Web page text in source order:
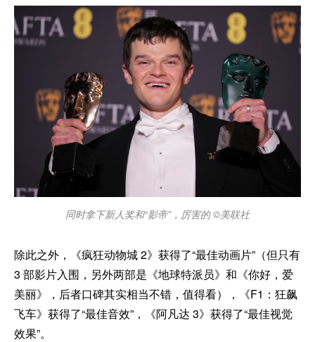
同时拿下新人奖和“影帝”，厉害的 ©美联社
除此之外，《疯狂动物城 2》获得了“最佳动画片”（但只有
3 部影片入围，另外两部是《地球特派员》和《你好，爱
美丽》，后者口碑其实相当不错，值得看），《F1：狂飙
飞车》获得了“最佳音效”，《阿凡达 3》获得了“最佳视觉
效果”。